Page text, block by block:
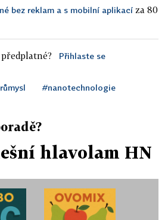
bez reklam a s mobilní aplikací za 80
Přihlaste se
#nanotechnologie
hlavolam HN